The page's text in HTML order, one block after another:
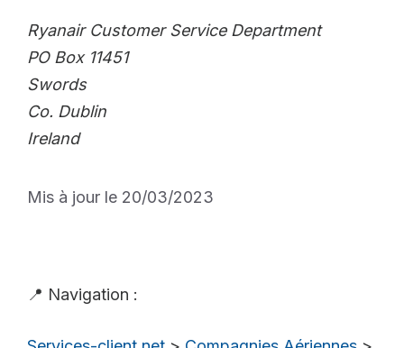
Ryanair Customer Service Department
PO Box 11451
Swords
Co. Dublin
Ireland
Mis à jour le 20/03/2023
📍 Navigation :